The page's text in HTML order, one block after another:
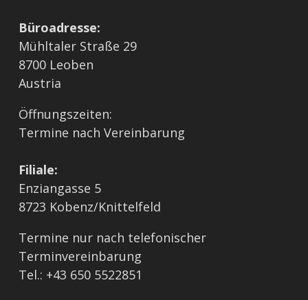
Büroadresse:
Mühltaler Straße 29
8700 Leoben
Austria
Öffnungszeiten:
Termine nach Vereinbarung
Filiale:
Enziangasse 5
8723 Kobenz/Knittelfeld
Termine nur nach telefonischer
Terminvereinbarung
Tel.: +43 650 5522851